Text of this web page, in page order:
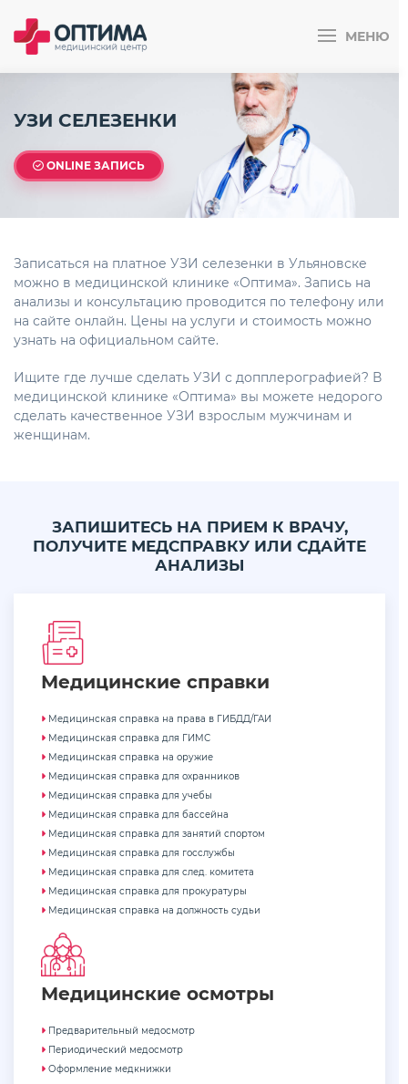
МЕНЮ
УЗИ СЕЛЕЗЕНКИ
ONLINE ЗАПИСЬ
Записаться на платное УЗИ селезенки в Ульяновске
можно в медицинской клинике «Оптима». Запись на
анализы и консультацию проводится по телефону или
на сайте онлайн. Цены на услуги и стоимость можно
узнать на официальном сайте.
Ищите где лучше сделать УЗИ с допплерографией? В
медицинской клинике «Оптима» вы можете недорого
сделать качественное УЗИ взрослым мужчинам и
женщинам.
ЗАПИШИТЕСЬ НА ПРИЕМ К ВРАЧУ,
ПОЛУЧИТЕ МЕДСПРАВКУ ИЛИ СДАЙТЕ
АНАЛИЗЫ
Медицинские cправки
Медицинская справка на права в ГИБДД/ГАИ
Медицинская справка для ГИМС
Медицинская справка на оружие
Медицинская справка для охранников
Медицинская справка для учебы
Медицинская справка для бассейна
Медицинская справка для занятий спортом
Медицинская справка для госслужбы
Медицинская справка для след. комитета
Медицинская справка для прокуратуры
Медицинская справка на должность судьи
Медицинские осмотры
Предварительный медосмотр
Периодический медосмотр
Оформление медкнижки